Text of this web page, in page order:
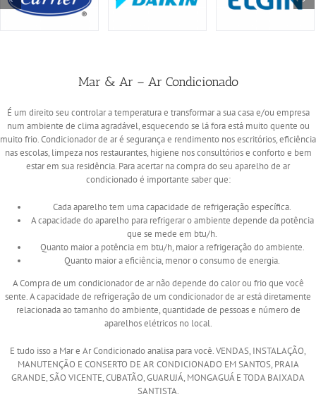
Mar & Ar – Ar Condicionado
É um direito seu controlar a temperatura e transformar a sua casa e/ou empresa
num ambiente de clima agradável, esquecendo se lá fora está muito quente ou
muito frio. Condicionador de ar é segurança e rendimento nos escritórios, eficiência
nas escolas, limpeza nos restaurantes, higiene nos consultórios e conforto e bem
estar em sua residência. Para acertar na compra do seu aparelho de ar
condicionado é importante saber que:
Cada aparelho tem uma capacidade de refrigeração específica.
A capacidade do aparelho para refrigerar o ambiente depende da potência
que se mede em btu/h.
Quanto maior a potência em btu/h, maior a refrigeração do ambiente.
Quanto maior a eficiência, menor o consumo de energia.
A Compra de um condicionador de ar não depende do calor ou frio que você
sente. A capacidade de refrigeração de um condicionador de ar está diretamente
relacionada ao tamanho do ambiente, quantidade de pessoas e número de
aparelhos elétricos no local.
E tudo isso a Mar e Ar Condicionado analisa para você. VENDAS, INSTALAÇÃO,
MANUTENÇÃO E CONSERTO DE AR CONDICIONADO EM SANTOS, PRAIA
GRANDE, SÃO VICENTE, CUBATÃO, GUARUJÁ, MONGAGUÁ E TODA BAIXADA
SANTISTA.